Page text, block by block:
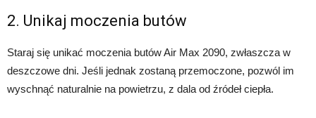
2. Unikaj moczenia butów
Staraj się unikać moczenia butów Air Max 2090, zwłaszcza w
deszczowe dni. Jeśli jednak zostaną przemoczone, pozwól im
wyschnąć naturalnie na powietrzu, z dala od źródeł ciepła.